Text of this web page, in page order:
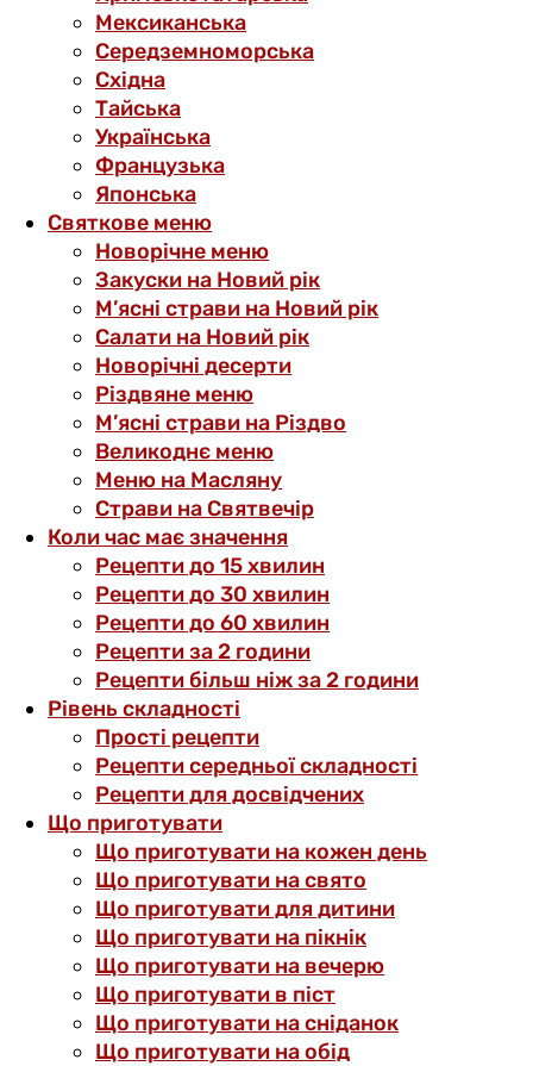
Мексиканська
Середземноморська
Східна
Тайська
Українська
Французька
Японська
Святкове меню
Новорічне меню
Закуски на Новий рік
М’ясні страви на Новий рік
Салати на Новий рік
Новорічні десерти
Різдвяне меню
М’ясні страви на Різдво
Великоднє меню
Меню на Масляну
Страви на Святвечір
Коли час має значення
Рецепти до 15 хвилин
Рецепти до 30 хвилин
Рецепти до 60 хвилин
Рецепти за 2 години
Рецепти більш ніж за 2 години
Рівень складності
Прості рецепти
Рецепти середньої складності
Рецепти для досвідчених
Що приготувати
Що приготувати на кожен день
Що приготувати на свято
Що приготувати для дитини
Що приготувати на пікнік
Що приготувати на вечерю
Що приготувати в піст
Що приготувати на сніданок
Що приготувати на обід